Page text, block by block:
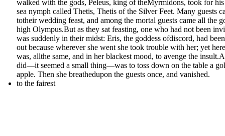
walked with the gods, Peleus, king of theMyrmidons, took for
sea nymph called Thetis, Thetis of the Silver Feet. Many guests
totheir wedding feast, and among the mortal guests came all the
high Olympus.But as they sat feasting, one who had not been
was suddenly in their midst: Eris, the goddess ofdiscord, had
out because wherever she went she took trouble with her; yet
was, allthe same, and in her blackest mood, to avenge the
did—it seemed a small thing—was to toss down on the table a
apple. Then she breathedupon the guests once, and vanished.
to the fairest